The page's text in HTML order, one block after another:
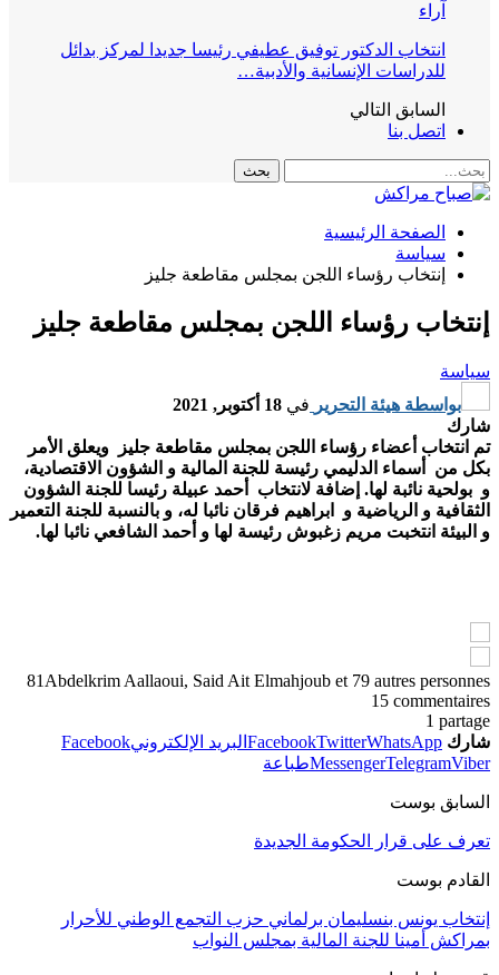
آراء
انتخاب الدكتور توفيق عطيفي رئيسا جديدا لمركز بدائل
للدراسات الإنسانية والأدبية…
السابق التالي
اتصل بنا
الصفحة الرئيسية
سياسة
إنتخاب رؤساء اللجن بمجلس مقاطعة جليز
إنتخاب رؤساء اللجن بمجلس مقاطعة جليز
سياسة
بواسطة هيئة التحرير في 18 أكتوبر, 2021
شارك
تم انتخاب أعضاء رؤساء اللجن بمجلس مقاطعة جليز ويعلق الأمر
بكل من أسماء الدليمي رئيسة للجنة المالية و الشؤون الاقتصادية،
و بولحية نائبة لها. إضافة لانتخاب أحمد عبيلة رئيسا للجنة الشؤون
الثقافية و الرياضية و ابراهيم فرقان نائبا له، و بالنسبة للجنة التعمير
و البيئة انتخبت مريم زغبوش رئيسة لها و أحمد الشافعي نائبا لها.
81 Abdelkrim Aallaoui, Said Ait Elmahjoub et 79 autres personnes
15 commentaires
1 partage
شارك
FacebookTwitterWhatsApp البريد الإلكترونيFacebook
MessengerTelegramViber طباعة
السابق بوست
تعرف على قرار الحكومة الجديدة
القادم بوست
إنتخاب يونس بنسليمان برلماني حزب التجمع الوطني للأحرار
بمراكش أمينا للجنة المالية بمجلس النواب